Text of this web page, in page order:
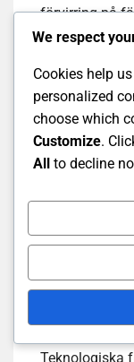
förvirring på
viktig i
Dessutom
eftersom de
snabbt förstå
vilket gör
som visar
denna
Teknologiska
We respect
Cookies help
personalized
choose which
Customize.
All to decline